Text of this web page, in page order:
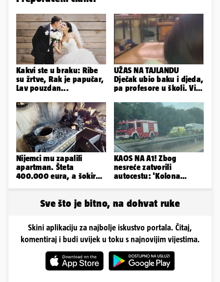
Kakvi ste u braku: Ribe
su žrtve, Rak je papučar,
Lav pouzdan...
UŽAS NA TAJLANDU
Dječak ubio baku i djeda,
pa profesore u školi. Više
Nijemci mu zapalili
apartman. Šteta
400.000 eura, a šokirao
KAOS NA A1! Zbog
nesreće zatvorili
autocestu: 'Kolona
Sve što je bitno, na dohvat ruke
Skini aplikaciju za najbolje iskustvo portala. Čitaj,
komentiraj i budi uvijek u toku s najnovijim vijestima.